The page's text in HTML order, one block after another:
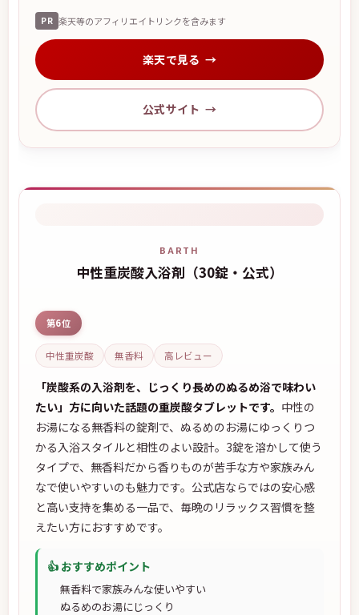
PR 楽天等のアフィリエイトリンクを含みます
楽天で見る
公式サイト
BARTH
中性重炭酸入浴剤（30錠・公式）
第6位
中性重炭酸 無香料 高レビュー
「炭酸系の入浴剤を、じっくり長めのぬるめ浴で味わい
たい」方に向いた話題の重炭酸タブレットです。 中性の
お湯になる無香料の錠剤で、ぬるめのお湯にゆっくりつ
かる入浴スタイルと相性のよい設計。3錠を溶かして使う
タイプで、無香料だから香りものが苦手な方や家族みん
なで使いやすいのも魅力です。公式店ならではの安心感
と高い支持を集める一品で、毎晩のリラックス習慣を整
えたい方におすすめです。
👍 おすすめポイント
無香料で家族みんな使いやすい
ぬるめのお湯にじっくり